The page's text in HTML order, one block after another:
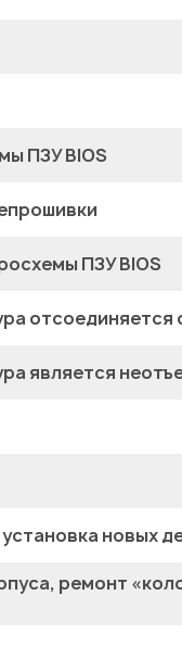
ПЗУ BIOS
ПЗУ BIOS
отсоединяется
является
новых
ремонт